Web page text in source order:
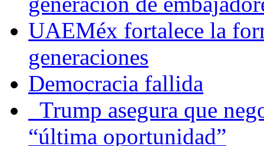
UAEMéx fortalece la
generaciones
Democracia fallida
Trump asegura que
“última oportunidad”